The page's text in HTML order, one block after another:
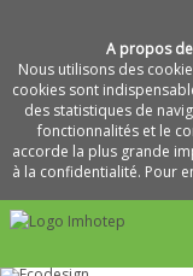
A propos
Nous utilisons des
cookies sont
des statistiques de
fonctionnalités et le
accorde la plus grande
à la confidentialité. Pour